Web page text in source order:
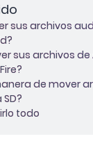
sus archivos
sus archivos de
de mover
todo